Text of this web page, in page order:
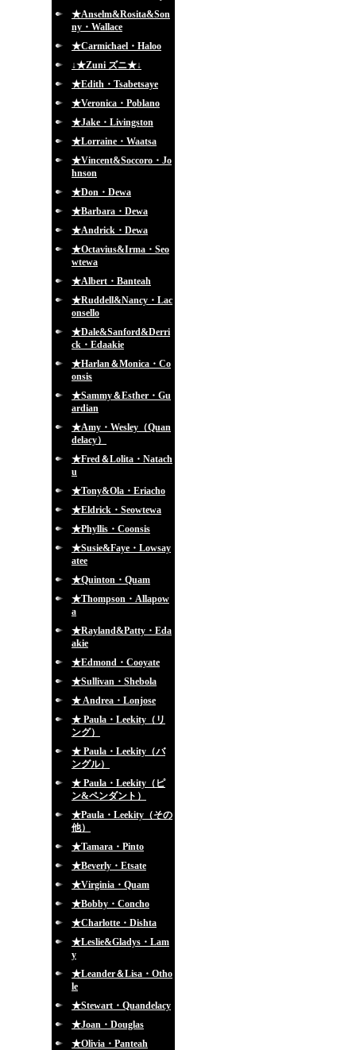
★Anselm&Rosita&Son
ny・Wallace
★Carmichael・Haloo
↓★Zuni ズニ★↓
★Edith・Tsabetsaye
★Veronica・Poblano
★Jake・Livingston
★Lorraine・Waatsa
★Vincent&Soccoro・Jo
hnson
★Don・Dewa
★Barbara・Dewa
★Andrick・Dewa
★Octavius&Irma・Seo
wtewa
★Albert・Banteah
★Ruddell&Nancy・Lac
onsello
★Dale&Sanford&Derri
ck・Edaakie
★Harlan＆Monica・Co
onsis
★Sammy＆Esther・Gu
ardian
★Amy・Wesley（Quan
delacy）
★Fred＆Lolita・Natach
u
★Tony&Ola・Eriacho
★Eldrick・Seowtewa
★Phyllis・Coonsis
★Susie&Faye・Lowsay
atee
★Quinton・Quam
★Thompson・Allapow
a
★Rayland&Patty・Eda
akie
★Edmond・Cooyate
★Sullivan・Shebola
★ Andrea・Lonjose
★ Paula・Leekity（リ
ング）
★ Paula・Leekity（バ
ングル）
★ Paula・Leekity（ピ
ン&ペンダント）
★Paula・Leekity（その
他）
★Tamara・Pinto
★Beverly・Etsate
★Virginia・Quam
★Bobby・Concho
★Charlotte・Dishta
★Leslie&Gladys・Lam
y
★Leander＆Lisa・Otho
le
★Stewart・Quandelacy
★Joan・Douglas
★Olivia・Panteah